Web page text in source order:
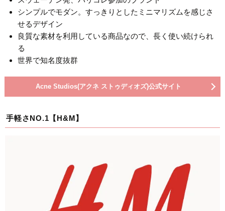
シンプルでモダン。すっきりとしたミニマリズムを感じさ
せるデザイン
良質な素材を利用している商品なので、長く使い続けられ
る
世界で知名度抜群
Acne Studios(アクネ ストゥディオズ)公式サイト
手軽さNO.1【H&M】